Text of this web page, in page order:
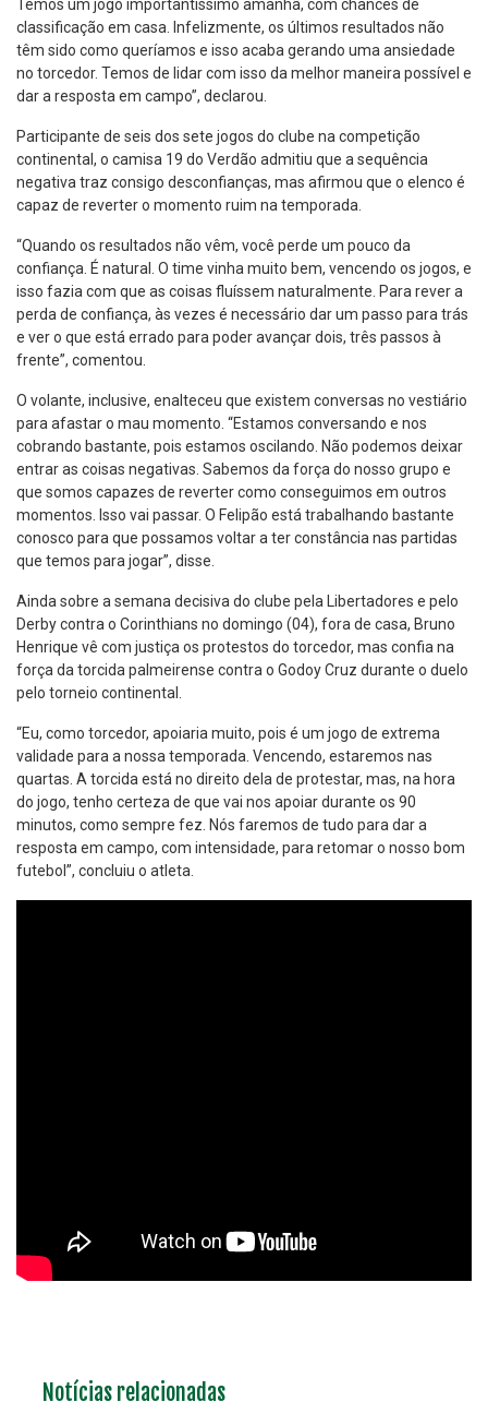
Temos um jogo importantíssimo amanhã, com chances de
classificação em casa. Infelizmente, os últimos resultados não
têm sido como queríamos e isso acaba gerando uma ansiedade
no torcedor. Temos de lidar com isso da melhor maneira possível e
dar a resposta em campo”, declarou.
Participante de seis dos sete jogos do clube na competição
continental, o camisa 19 do Verdão admitiu que a sequência
negativa traz consigo desconfianças, mas afirmou que o elenco é
capaz de reverter o momento ruim na temporada.
“Quando os resultados não vêm, você perde um pouco da
confiança. É natural. O time vinha muito bem, vencendo os jogos, e
isso fazia com que as coisas fluíssem naturalmente. Para rever a
perda de confiança, às vezes é necessário dar um passo para trás
e ver o que está errado para poder avançar dois, três passos à
frente”, comentou.
O volante, inclusive, enalteceu que existem conversas no vestiário
para afastar o mau momento. “Estamos conversando e nos
cobrando bastante, pois estamos oscilando. Não podemos deixar
entrar as coisas negativas. Sabemos da força do nosso grupo e
que somos capazes de reverter como conseguimos em outros
momentos. Isso vai passar. O Felipão está trabalhando bastante
conosco para que possamos voltar a ter constância nas partidas
que temos para jogar”, disse.
Ainda sobre a semana decisiva do clube pela Libertadores e pelo
Derby contra o Corinthians no domingo (04), fora de casa, Bruno
Henrique vê com justiça os protestos do torcedor, mas confia na
força da torcida palmeirense contra o Godoy Cruz durante o duelo
pelo torneio continental.
“Eu, como torcedor, apoiaria muito, pois é um jogo de extrema
validade para a nossa temporada. Vencendo, estaremos nas
quartas. A torcida está no direito dela de protestar, mas, na hora
do jogo, tenho certeza de que vai nos apoiar durante os 90
minutos, como sempre fez. Nós faremos de tudo para dar a
resposta em campo, com intensidade, para retomar o nosso bom
futebol”, concluiu o atleta.
Notícias relacionadas